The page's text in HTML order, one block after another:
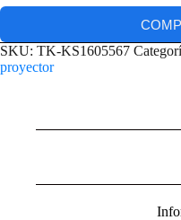
SKU: TK-KS1605567
proyector